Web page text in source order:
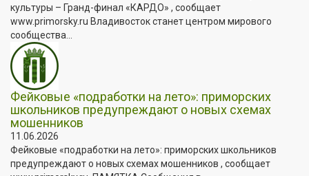
культуры – Гранд-финал «КАРДО» , сообщает
www.primorsky.ru Владивосток станет центром мирового
сообщества...
Фейковые «подработки на лето»: приморских
школьников предупреждают о новых схемах
мошенников
11.06.2026
Фейковые «подработки на лето»: приморских школьников
предупреждают о новых схемах мошенников , сообщает